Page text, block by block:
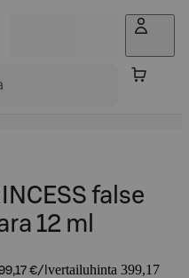
false
12 ml
€/l vertailuhinta 399,17